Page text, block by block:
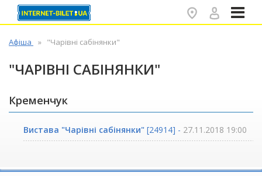
Афіша "Чарівні сабінянки"
"ЧАРІВНІ САБІНЯНКИ"
Кременчук
Вистава "Чарівні сабінянки" [24914] - 27.11.2018 19:00